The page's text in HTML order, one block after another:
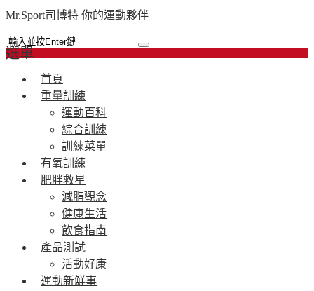
Mr.Sport司博特 你的運動夥伴
選單
首頁
重量訓練
運動百科
綜合訓練
訓練菜單
有氧訓練
肥胖救星
減脂觀念
健康生活
飲食指南
產品測試
活動好康
運動新鮮事